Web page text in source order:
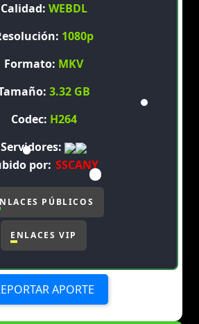
Calidad: WEBDL
1080p
Formato: MKV
3.32 GB
Codec: H264
Servidores:
por: SSCANY
PÚBLICOS
ENLACES VIP
APORTE